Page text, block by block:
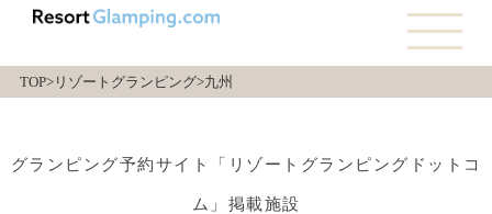
TOP>リゾートグランピング>九州
グランピング予約サイト「リゾートグランピングドットコ
ム」掲載施設